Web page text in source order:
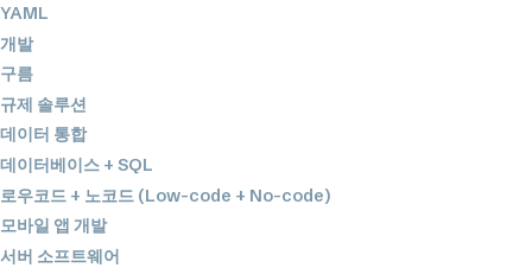
YAML
개발
구름
규제 솔루션
데이터 통합
데이터베이스 + SQL
로우코드 + 노코드 (Low-code + No-code)
모바일 앱 개발
서버 소프트웨어